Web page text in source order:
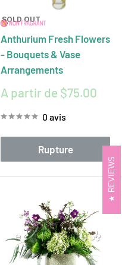
REVIEWS
SOLD OUT
Anthurium Fresh Flowers
- Bouquets & Vase
Arrangements
Prix
réduit
A partir de $75.00
0 avis
Rupture